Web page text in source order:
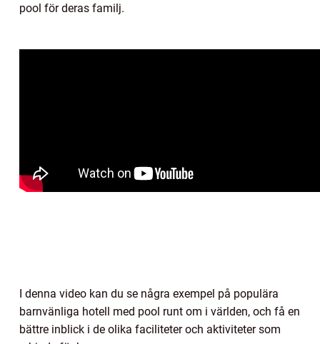
pool för deras familj.
I denna video kan du se några exempel på populära
barnvänliga hotell med pool runt om i världen, och få en
bättre inblick i de olika faciliteter och aktiviteter som